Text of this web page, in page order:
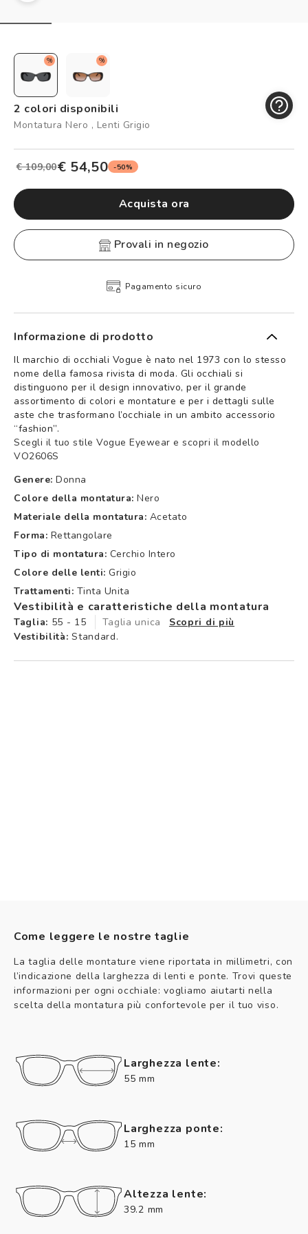
Controllo visivo
Logout
% %
2 colori disponibili
Montatura Nero , Lenti Grigio
€ 109,00€ 54,50 -50%
Acquista ora
provali in negozio
Pagamento sicuro
Informazione di prodotto
Il marchio di occhiali Vogue è nato nel 1973 con lo stesso
nome della famosa rivista di moda. Gli occhiali si
distinguono per il design innovativo, per il grande
assortimento di colori e montature e per i dettagli sulle
aste che trasformano l’occhiale in un ambito accessorio
“fashion”.
Scegli il tuo stile Vogue Eyewear e scopri il modello
VO2606S
Genere: Donna
Colore della montatura: Nero
Materiale della montatura: Acetato
Forma: Rettangolare
Tipo di montatura: Cerchio Intero
Colore delle lenti: Grigio
Trattamenti: Tinta Unita
Vestibilità e caratteristiche della montatura
Taglia: 55 - 15 Taglia unica
Scopri di più
Vestibilità: Standard.
Come leggere le nostre taglie
La taglia delle montature viene riportata in millimetri, con
l’indicazione della larghezza di lenti e ponte. Trovi queste
informazioni per ogni occhiale: vogliamo aiutarti nella
scelta della montatura più confortevole per il tuo viso.
Larghezza lente:
55 mm
Larghezza ponte:
15 mm
Altezza lente:
39.2 mm